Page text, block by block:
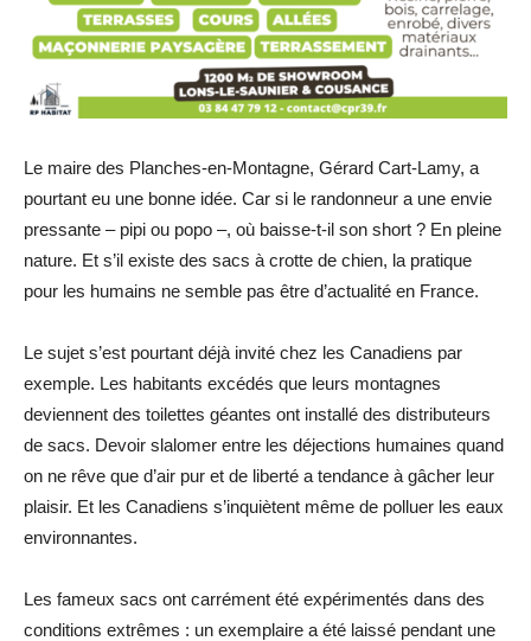
Le maire des Planches-en-Montagne, Gérard Cart-Lamy, a
pourtant eu une bonne idée. Car si le randonneur a une envie
pressante – pipi ou popo –, où baisse-t-il son short ? En pleine
nature. Et s’il existe des sacs à crotte de chien, la pratique
pour les humains ne semble pas être d’actualité en France.
Le sujet s’est pourtant déjà invité chez les Canadiens par
exemple. Les habitants excédés que leurs montagnes
deviennent des toilettes géantes ont installé des distributeurs
de sacs. Devoir slalomer entre les déjections humaines quand
on ne rêve que d’air pur et de liberté a tendance à gâcher leur
plaisir. Et les Canadiens s’inquiètent même de polluer les eaux
environnantes.
Les fameux sacs ont carrément été expérimentés dans des
conditions extrêmes : un exemplaire a été laissé pendant une